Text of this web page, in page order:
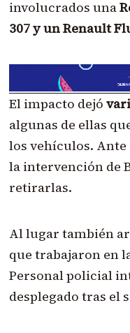
involucrados una
307 y un Renault
El impacto dejó
algunas de ellas
los vehículos.
la intervención de
retirarlas.
Al lugar también
que trabajaron en
Personal policial
desplegado tras el